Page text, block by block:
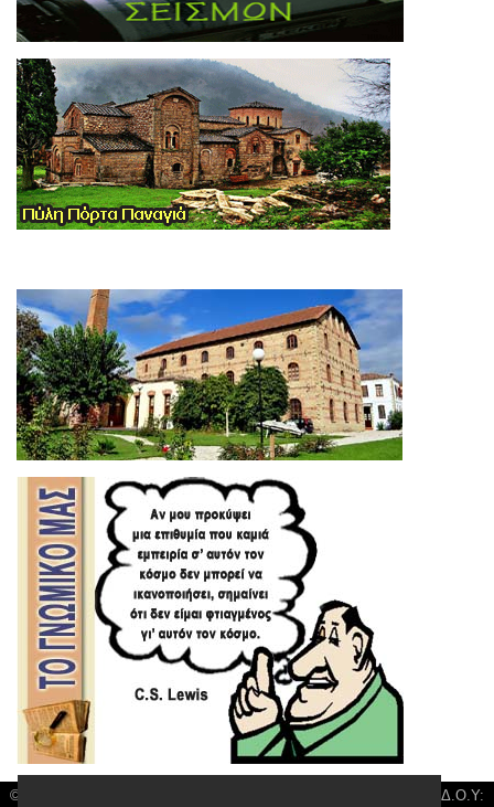
© 3kala News | Διακριτικός Τίτλος: Orion Media, ΑΦΜ: 043750542, Δ.Ο.Υ: